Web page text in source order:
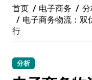
首页 电子商务
电子商务物流：
行
分析